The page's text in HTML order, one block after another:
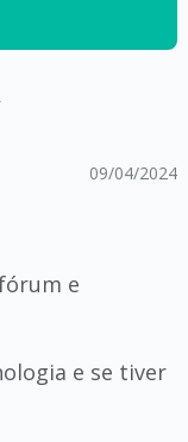
09/04/2024
e
e se tiver